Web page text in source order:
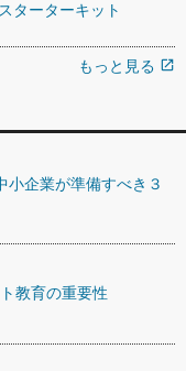
ターターキット
もっと見る open_in_new
企業が準備すべき３
教育の重要性